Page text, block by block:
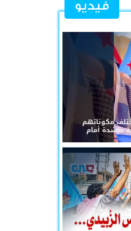
فيديو
مكوناتهم
حاشدة أمام